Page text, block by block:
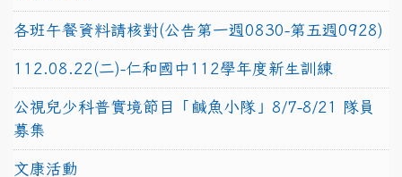
各班午餐資料請核對(公告第一週0830-第五週0928)
112.08.22(二)-仁和國中112學年度新生訓練
公視兒少科普實境節目「鹹魚小隊」8/7-8/21 隊員
募集
文康活動